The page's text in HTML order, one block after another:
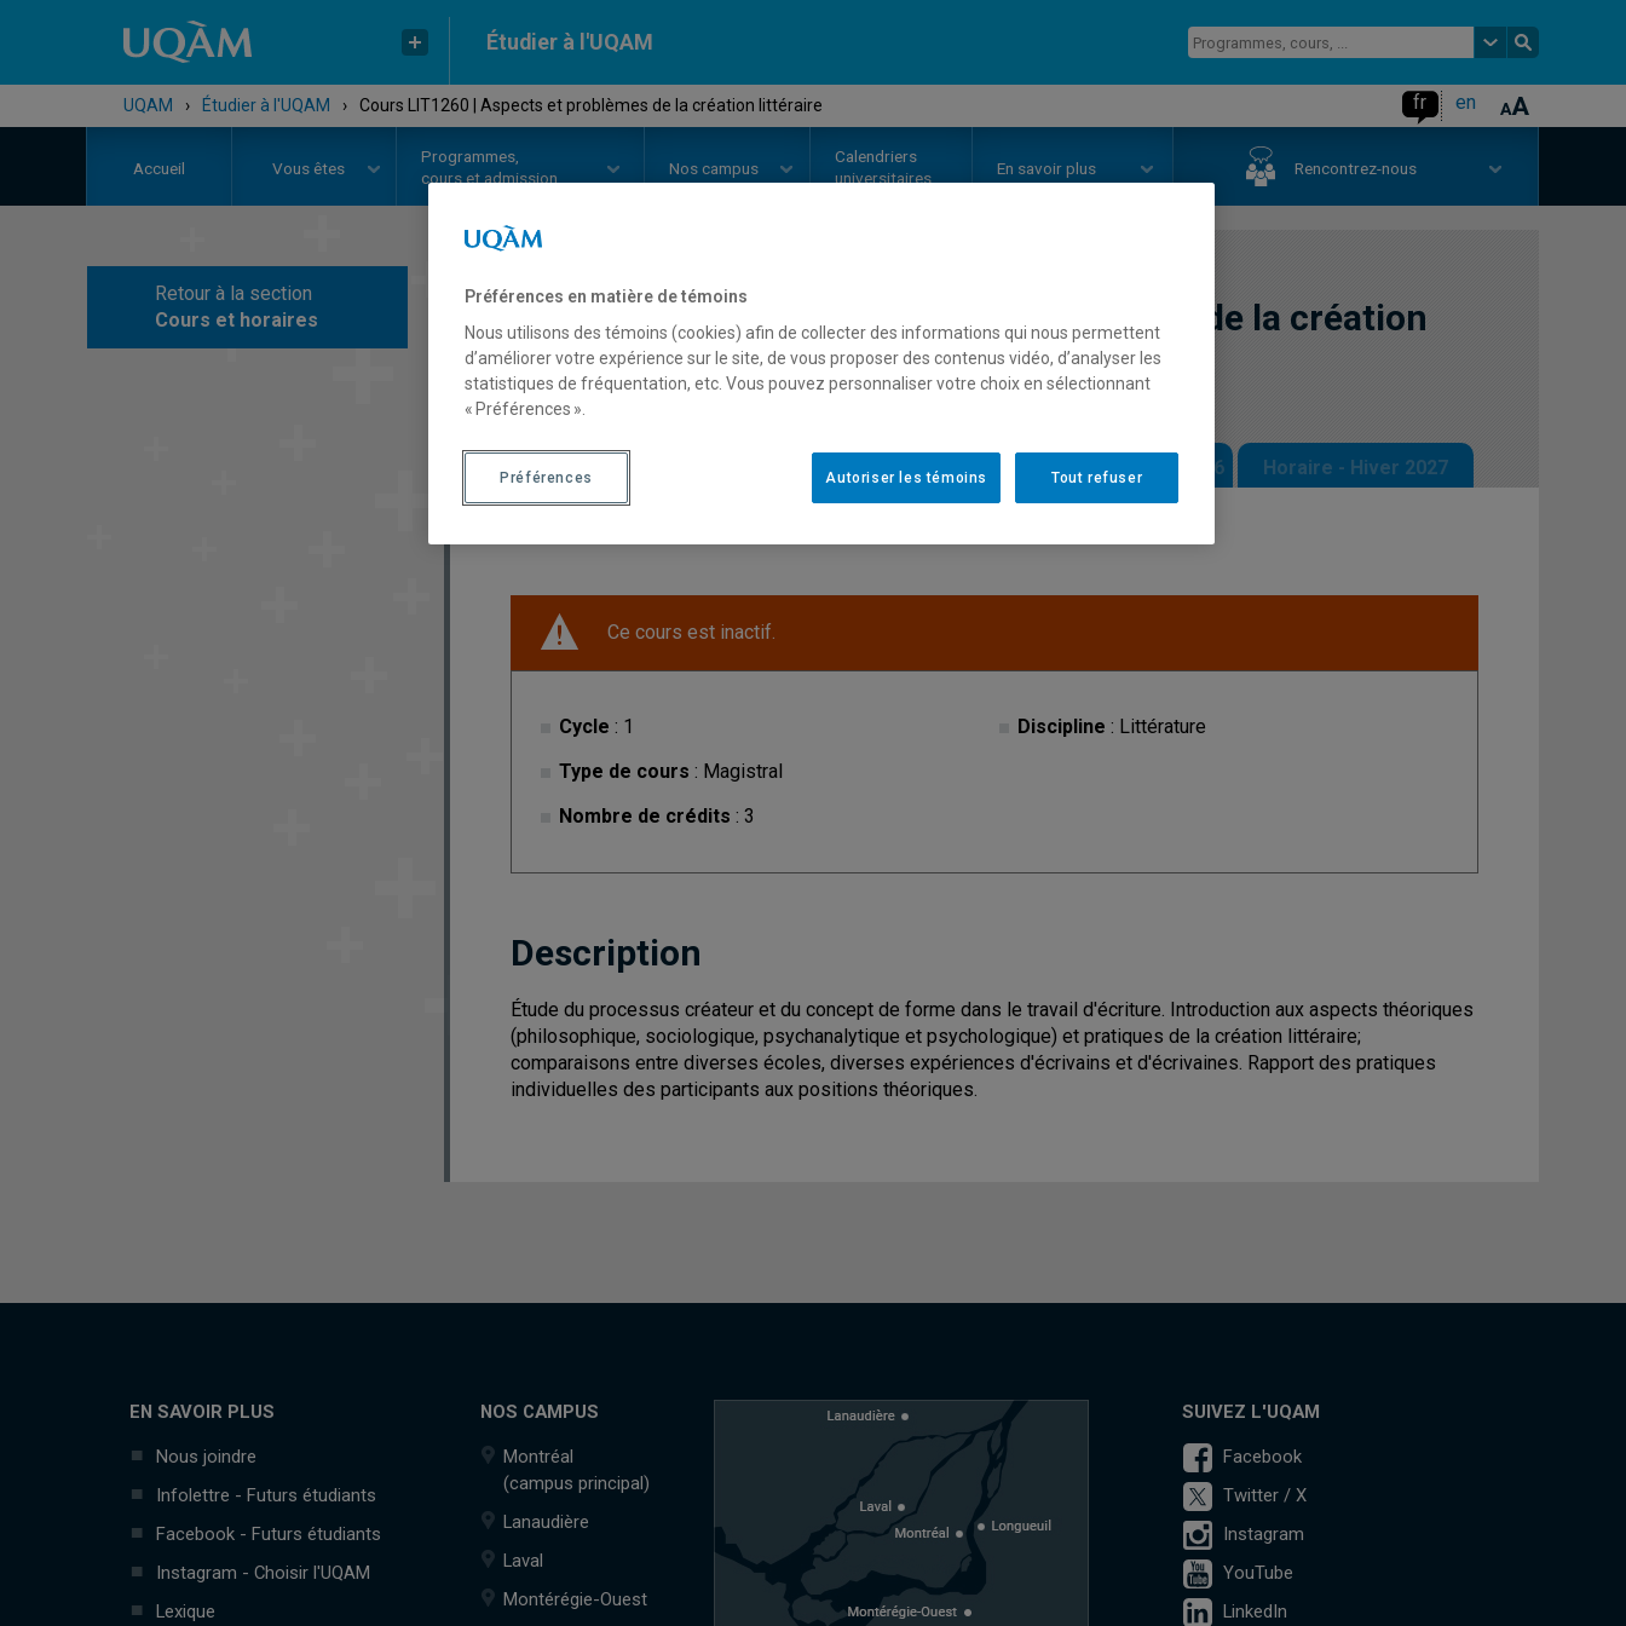
Étudier à l'UQAM
UQAM › Étudier à l'UQAM › Cours LIT1260 | Aspects et problèmes de la création littéraire fr en
Accueil Vous êtes
Programmes,
cours et admission
Nos campus
Calendriers
universitaires
En savoir plus Rencontrez-nous
Retour à la section
Cours et horaires
COURS// LIT1260-Aspects et problèmes de la création
littéraire
Horaire - Été 2026 Horaire - Automne 2026 Horaire - Hiver 2027
Ce cours est inactif.
Cycle : 1
Type de cours : Magistral
Nombre de crédits : 3
Discipline : Littérature
Description
Étude du processus créateur et du concept de forme dans le travail d'écriture. Introduction aux aspects théoriques
(philosophique, sociologique, psychanalytique et psychologique) et pratiques de la création littéraire;
comparaisons entre diverses écoles, diverses expériences d'écrivains et d'écrivaines. Rapport des pratiques
individuelles des participants aux positions théoriques.
EN SAVOIR PLUS
Nous joindre
Infolettre - Futurs étudiants
Facebook - Futurs étudiants
Instagram - Choisir l'UQAM
Lexique
NOS CAMPUS
Montréal
(campus principal)
Lanaudière
Laval
Montérégie-Ouest
SUIVEZ L'UQAM
Facebook
Twitter / X
Instagram
YouTube
LinkedIn
Préférences en matière de témoins
Nous utilisons des témoins (cookies) afin de collecter des informations qui nous permettent
d’améliorer votre expérience sur le site, de vous proposer des contenus vidéo, d’analyser les
statistiques de fréquentation, etc. Vous pouvez personnaliser votre choix en sélectionnant
« Préférences ».
Tout refuser
Autoriser les témoins
Préférences